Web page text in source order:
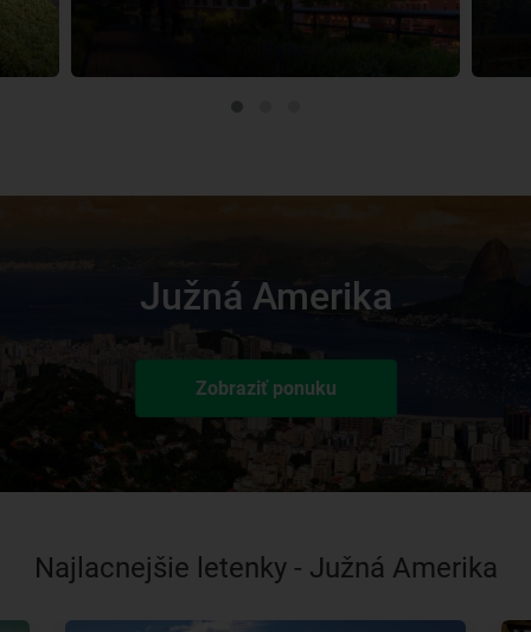
Južná Amerika
Zobraziť ponuku
Najlacnejšie letenky - Južná Amerika